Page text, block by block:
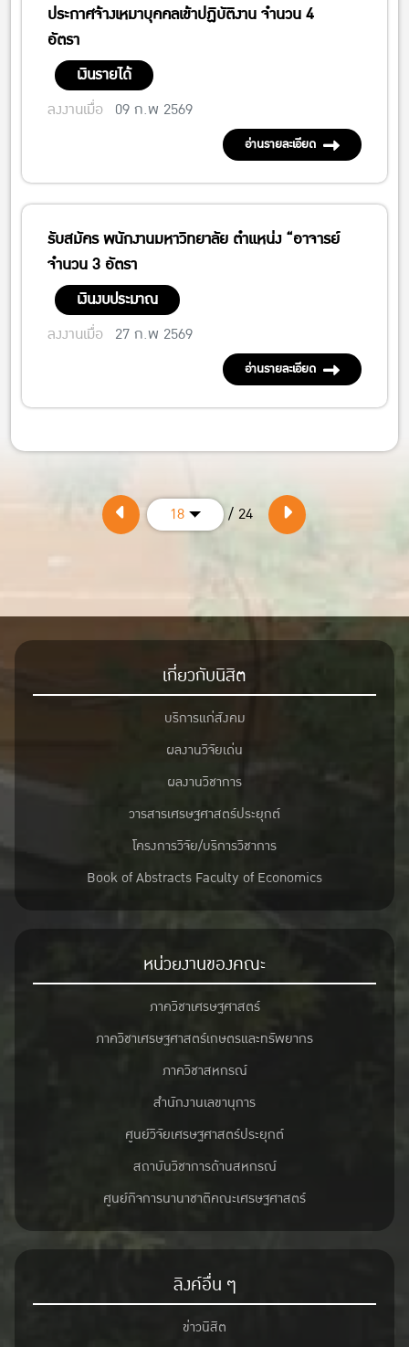
ประกาศจ้างเหมาบุคคลเข้าปฏิบัติงาน จำนวน 4
อัตรา
เงินรายได้
ลงงานเมื่อ 09 ก.พ 2569
อ่านรายละเอียด
รับสมัคร พนักงานมหาวิทยาลัย ตำแหน่ง “อาจารย์
จำนวน 3 อัตรา
เงินงบประมาณ
ลงงานเมื่อ 27 ก.พ 2569
อ่านรายละเอียด
18 / 24
เกี่ยวกับนิสิต
บริการแก่สังคม
ผลงานวิจัยเด่น
ผลงานวิชาการ
วารสารเศรษฐศาสตร์ประยุกต์
โครงการวิจัย/บริการวิชาการ
Book of Abstracts Faculty of Economics
หน่วยงานของคณะ
ภาควิชาเศรษฐศาสตร์
ภาควิชาเศรษฐศาสตร์เกษตรและทรัพยากร
ภาควิชาสหกรณ์
สำนักงานเลขานุการ
ศูนย์วิจัยเศรษฐศาสตร์ประยุกต์
สถาบันวิชาการด้านสหกรณ์
ศูนย์กิจการนานาชาติคณะเศรษฐศาสตร์
ลิงค์อื่น ๆ
ข่าวนิสิต